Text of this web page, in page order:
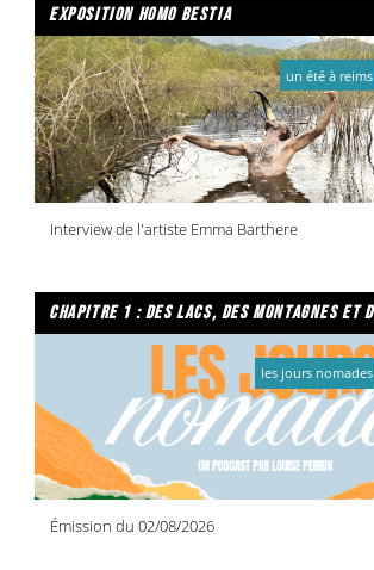
exposition homo bestia
Interview de l'artiste Emma Barthere
un été à reims
Émission du 02/08/2026
les jours nomades